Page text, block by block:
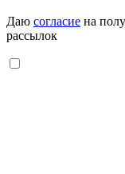
Даю согласие на
рассылок